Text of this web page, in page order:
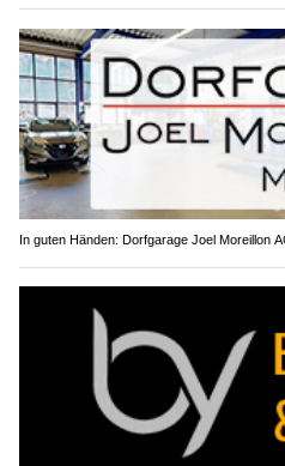
In guten Händen: Dorfgarage Joel Moreillon